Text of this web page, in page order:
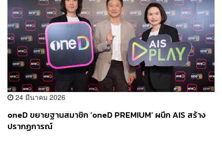
24 มีนาคม 2026
oneD ขยายฐานสมาชิก ‘oneD PREMIUM’ ผนึก AIS สร้าง
ปรากฏการณ์